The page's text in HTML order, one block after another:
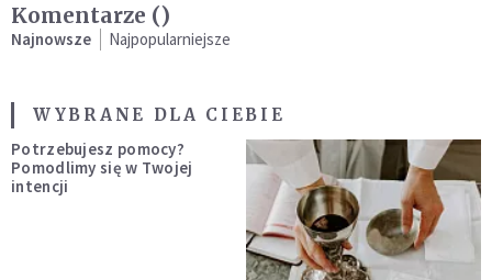
Komentarze ()
Najnowsze Najpopularniejsze
WYBRANE DLA CIEBIE
Potrzebujesz pomocy?
Pomodlimy się w Twojej
intencji